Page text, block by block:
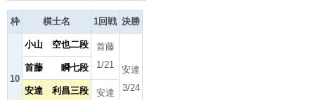
枠 棋士名 1回戦 決勝
10
小山 空也二段
首藤
1/21
安達
3/24
首藤 瞬七段
安達 利昌三段
安達